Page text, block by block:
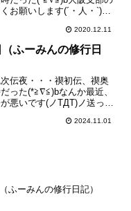
お願いします(´・人・`)特
2020.12.11
ふーみんの修行日
伝夜・・・禊初伝、禊奥
った(*≧∇≦)bなんか最近、
悪いです(ノTДT)ノ送った
大阪支部のブログも宜し
2024.11.01
ふーみんの修行日記）